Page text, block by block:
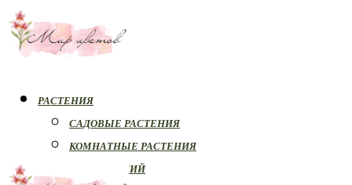
РАСТЕНИЯ
САДОВЫЕ РАСТЕНИЯ
КОМНАТНЫЕ РАСТЕНИЯ
БОЛЕЗНИ РАСТЕНИЙ